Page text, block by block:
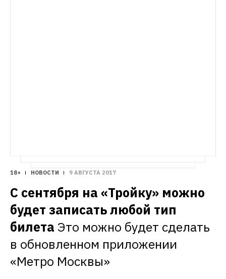
18+ НОВОСТИ 9 АВГУСТА 2017
С сентября на «Тройку» можно
будет записать любой тип
билета Это можно будет сделать
в обновленном приложении
«Метро Москвы»